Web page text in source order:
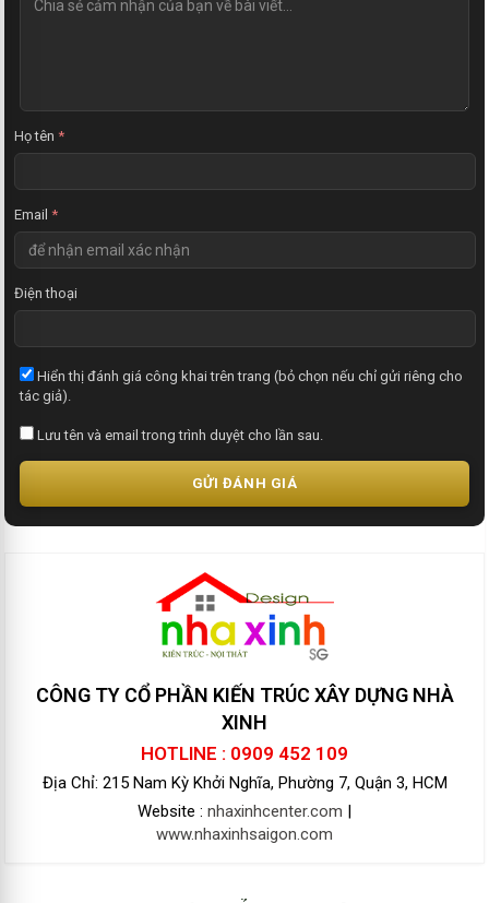
Họ tên *
Email *
Điện thoại
Hiển thị đánh giá công khai trên trang (bỏ chọn nếu chỉ gửi riêng cho
tác giả).
Lưu tên và email trong trình duyệt cho lần sau.
GỬI ĐÁNH GIÁ
CÔNG TY CỔ PHẦN KIẾN TRÚC XÂY DỰNG NHÀ
XINH
HOTLINE : 0909 452 109
Địa Chỉ: 215 Nam Kỳ Khởi Nghĩa, Phường 7, Quận 3, HCM
Website : nhaxinhcenter.com |
www.nhaxinhsaigon.com